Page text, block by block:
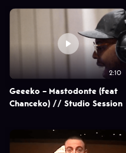
2:10
Geeeko – Mastodonte (feat
Chanceko) // Studio Session